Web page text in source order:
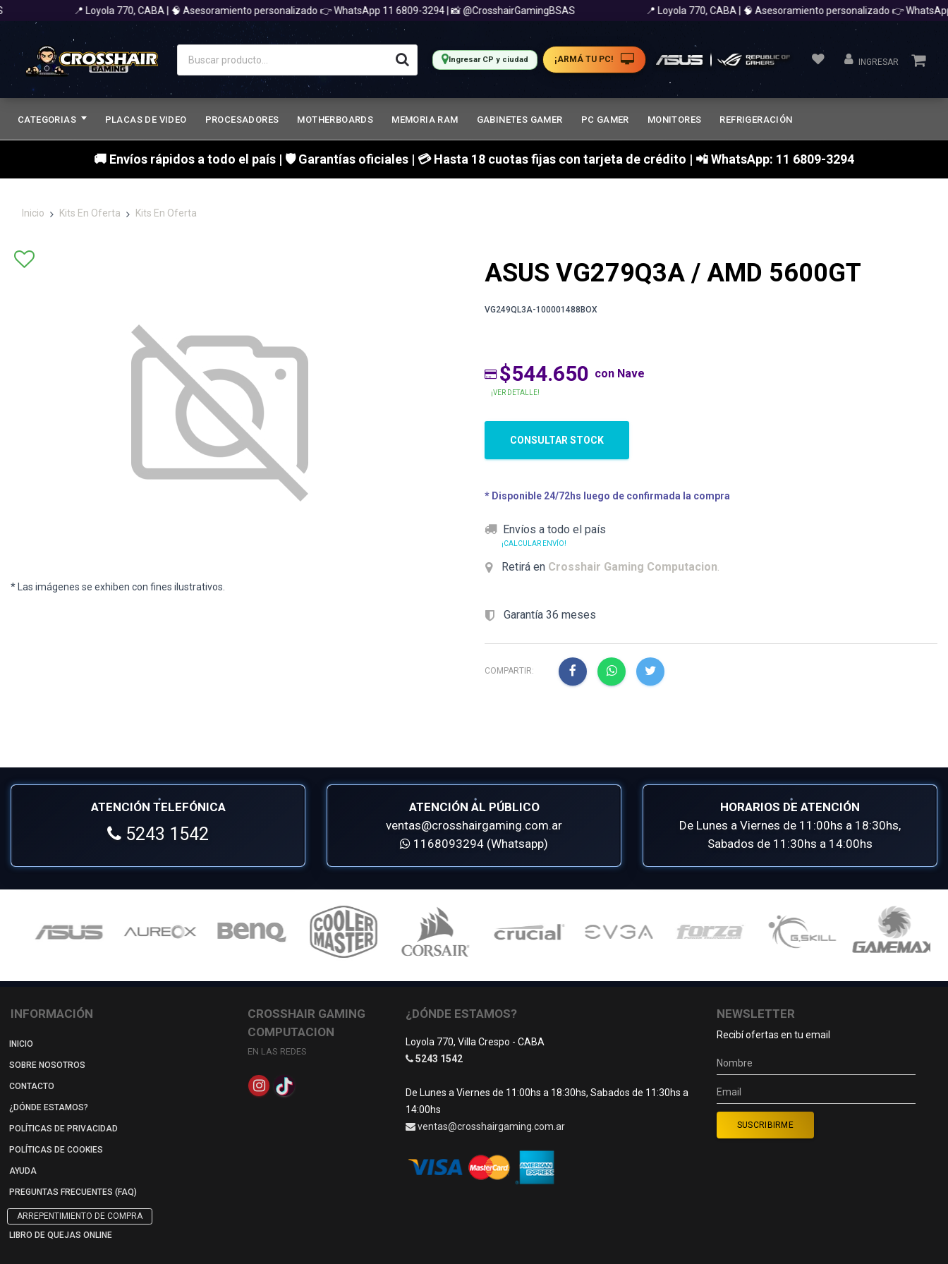
📍 Loyola 770, CABA | 🧠 Asesoramiento personalizado 👉 WhatsApp 11 6809-3294 | 📸 @CrosshairGamingBSAS 📍 Loyola 770, CABA | 🧠 Asesoramiento personalizado 👉 WhatsApp
Ingresar CP y ciudad ¡ARMÁ TU PC! INGRESAR
CATEGORIAS PLACAS DE VIDEO PROCESADORES MOTHERBOARDS MEMORIA RAM GABINETES GAMER PC GAMER MONITORES REFRIGERACIÓN
🚚 Envíos rápidos a todo el país | 🛡 Garantías oficiales | 💳 Hasta 18 cuotas fijas con tarjeta de crédito | 📲 WhatsApp: 11 6809-3294
Inicio Kits En Oferta Kits En Oferta
* Las imágenes se exhiben con fines ilustrativos.
ASUS VG279Q3A / AMD 5600GT
VG249QL3A-100001488BOX
$544.650 con Nave
¡VER DETALLE!
CONSULTAR STOCK
* Disponible 24/72hs luego de confirmada la compra
Envíos a todo el país
¡CALCULAR ENVÍO!
Retirá en Crosshair Gaming Computacion.
Garantía 36 meses
COMPARTIR:
ATENCIÓN TELEFÓNICA
5243 1542
ATENCIÓN AL PÚBLICO
ventas@crosshairgaming.com.ar
1168093294 (Whatsapp)
HORARIOS DE ATENCIÓN
De Lunes a Viernes de 11:00hs a 18:30hs,
Sabados de 11:30hs a 14:00hs
INFORMACIÓN
INICIO
SOBRE NOSOTROS
CONTACTO
¿DÓNDE ESTAMOS?
POLÍTICAS DE PRIVACIDAD
POLÍTICAS DE COOKIES
AYUDA
PREGUNTAS FRECUENTES (FAQ)
ARREPENTIMIENTO DE COMPRA
LIBRO DE QUEJAS ONLINE
CROSSHAIR GAMING
COMPUTACION
EN LAS REDES
¿DÓNDE ESTAMOS?
Loyola 770, Villa Crespo - CABA
5243 1542
De Lunes a Viernes de 11:00hs a 18:30hs, Sabados de 11:30hs a
14:00hs
ventas@crosshairgaming.com.ar
NEWSLETTER
Recibí ofertas en tu email